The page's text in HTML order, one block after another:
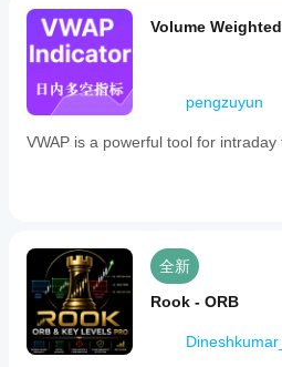
Volume
pengzuyun
VWAP is a powerful tool for intraday
全新
Rook - ORB